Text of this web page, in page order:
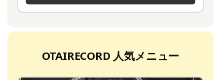
OTAIRECORD 人気メニュー